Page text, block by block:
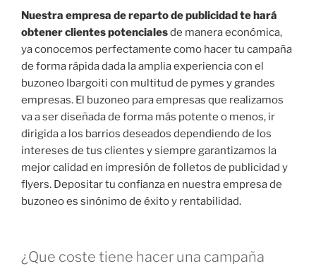
Nuestra empresa de reparto de publicidad te hará
obtener clientes potencialesde manera económica,
ya conocemos perfectamente como hacer tu campaña
de forma rápida dada la amplia experiencia con el
buzoneo Ibargoiti con multitud de pymes y grandes
empresas. El buzoneo para empresas que realizamos
va a ser diseñada de forma más potente o menos, ir
dirigida a los barrios deseados dependiendo de los
intereses de tus clientes y siempre garantizamos la
mejor calidad en impresión de folletos de publicidad y
flyers. Depositar tu confianza en nuestra empresa de
buzoneo es sinónimo de éxito y rentabilidad.
¿Que coste tiene hacer una campaña